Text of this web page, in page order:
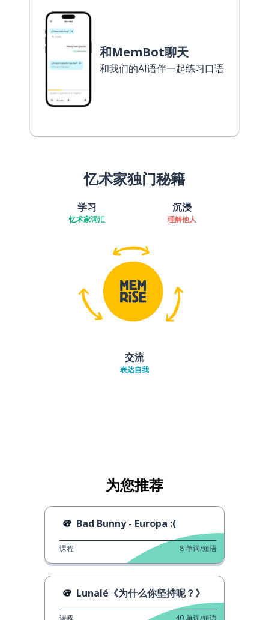
和MemBot聊天
和我们的AI语伴一起练习口语
忆术家独门秘籍
学习
忆术家词汇
沉浸
理解他人
交流
表达自我
为您推荐
Bad Bunny - Europa :(
课程 8单词/短语
Lunalé《为什么你坚持呢？》
课程 40单词/短语